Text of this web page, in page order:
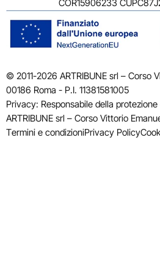
COR15906233
© 2011-2026 ARTRIBUNE srl – Corso
00186 Roma - P.I. 11381581005
Privacy: Responsabile della
ARTRIBUNE srl – Corso Vittorio
Termini e condizioniPrivacy Policy